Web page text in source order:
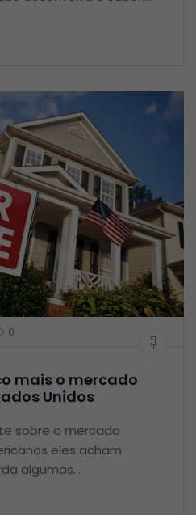
0
mais o mercado
Unidos
sobre o mercado
eles acham
algumas…